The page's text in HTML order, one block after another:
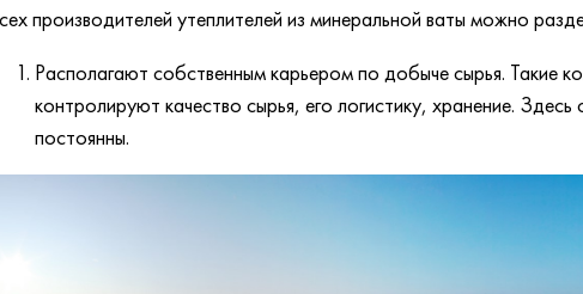
производителей утеплителей из минеральной ваты можно
Располагают собственным карьером по добыче сырья.
контролируют качество сырья, его логистику, хранение.
постоянны.